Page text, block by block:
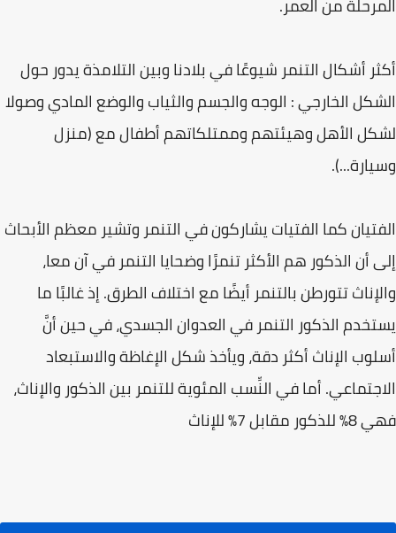
أكثر أشكال التنمر شيوعًا في بلادنا وبين التلامذة يدور حول
الشكل الخارجي : الوجه والجسم والثياب والوضع المادي وصولا
لشكل الأهل وهيئتهم وممتلكاتهم أطفال مع (منزل
وسيارة...).
الفتيان كما الفتيات يشاركون في التنمر وتشير معظم الأبحاث
إلى أن الذكور هم الأكثر تنمرًا وضحايا التنمر في آن معا،
والإناث تتورطن بالتنمر أيضًا مع اختلاف الطرق. إذ غالبًا ما
يستخدم الذكور التنمر في العدوان الجسدي، في حين أنَّ
أسلوب الإناث أكثر دقة، ويأخذ شكل الإغاظة والاستبعاد
الاجتماعي. أما في النِّسب المئوية للتنمر بين الذكور والإناث،
فهي 8% للذكور مقابل 7% للإناث